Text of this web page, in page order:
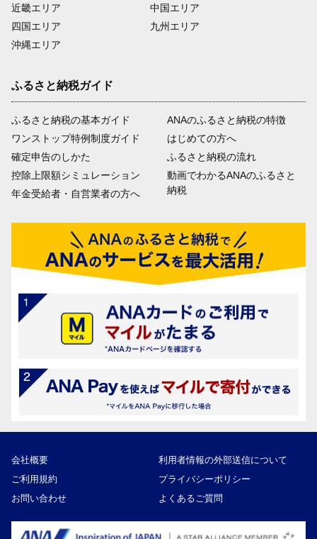
近畿エリア
四国エリア
沖縄エリア
中国エリア
九州エリア
ふるさと納税ガイド
ふるさと納税の基本ガイド
ワンストップ特例制度ガイド
確定申告のしかた
控除上限額シミュレーション
年金受給者・自営業者の方へ
ANAのふるさと納税の特徴
はじめての方へ
ふるさと納税の流れ
動画でわかるANAのふるさと
納税
会社概要
利用者情報の外部送信について
ご利用規約
プライバシーポリシー
お問い合わせ
よくあるご質問